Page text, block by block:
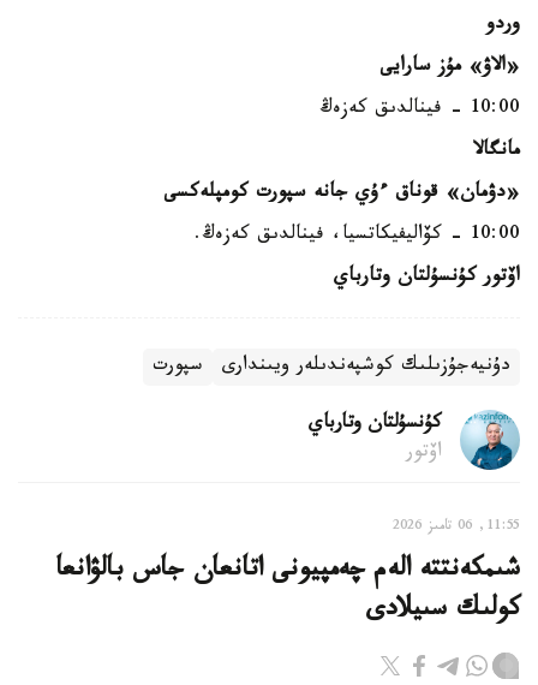
وردو
«الاۋ» مۇز سارايى
10:00 - فينالدىق كەزەڭ
مانگالا
«دۋمان» قوناق ءۇي جانە سپورت كومپلەكسى
10:00 - كۆاليفيكاتسيا، فينالدىق كەزەڭ.
اۆتور كۇنسۇلتان وتارباي
دۇنيەجۇزىلىك كوشپەندىلەر ويىندارى سپورت
كۇنسۇلتان وتارباي
اۆتور
11:55, 06 تامىز 2026
شىمكەنتتە الەم چەمپيونى اتانعان جاس بالۋانعا
كولىك سىيلادى